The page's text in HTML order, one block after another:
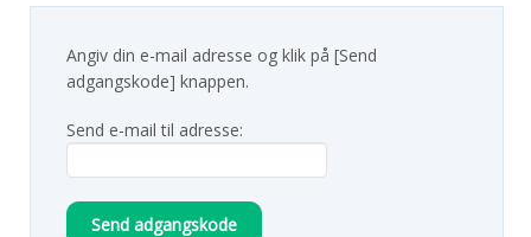
Angiv din e-mail adresse og klik på [Send
adgangskode] knappen.
Send e-mail til adresse:
Send adgangskode